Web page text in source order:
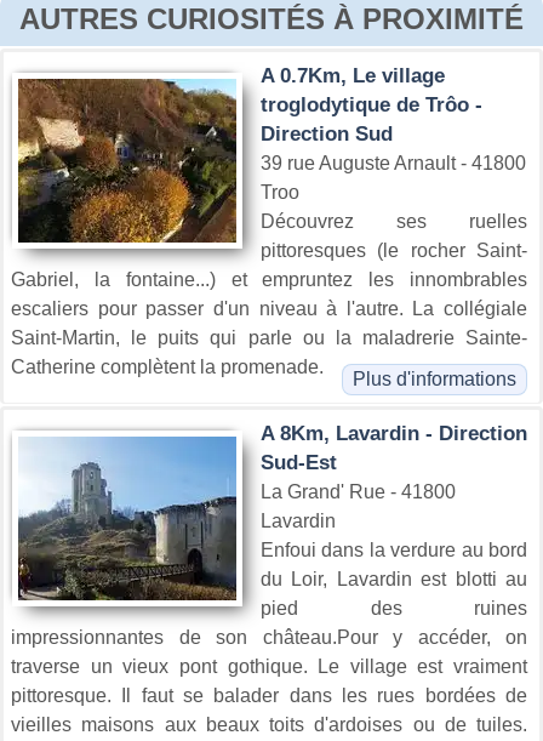
AUTRES CURIOSITÉS À PROXIMITÉ
A 0.7Km, Le village
troglodytique de Trôo -
Direction Sud
39 rue Auguste Arnault - 41800
Troo
Découvrez ses ruelles
pittoresques (le rocher Saint-
Gabriel, la fontaine...) et empruntez les innombrables
escaliers pour passer d'un niveau à l'autre. La collégiale
Saint-Martin, le puits qui parle ou la maladrerie Sainte-
Catherine complètent la promenade.
Plus d'informations
A 8Km, Lavardin - Direction
Sud-Est
La Grand' Rue - 41800
Lavardin
Enfoui dans la verdure au bord
du Loir, Lavardin est blotti au
pied des ruines
impressionnantes de son château.Pour y accéder, on
traverse un vieux pont gothique. Le village est vraiment
pittoresque. Il faut se balader dans les rues bordées de
vieilles maisons aux beaux toits d'ardoises ou de tuiles.